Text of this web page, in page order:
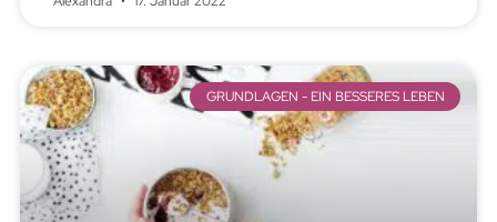
GRUNDLAGEN - EIN BESSERES LEBEN